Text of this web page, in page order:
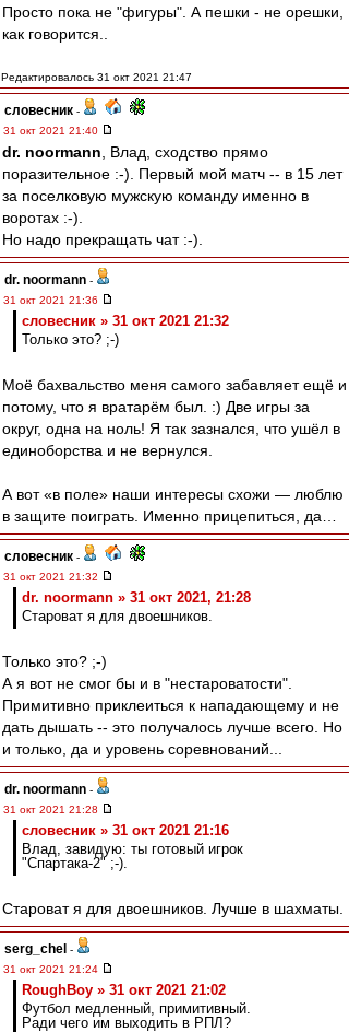
Просто пока не "фигуры". А пешки - не орешки,
как говорится..
Редактировалось 31 окт 2021 21:47
словесник -
31 окт 2021 21:40
dr. noormann , Влад, сходство прямо
поразительное :-). Первый мой матч -- в 15 лет
за поселковую мужскую команду именно в
воротах :-).
Но надо прекращать чат :-).
dr. noormann -
31 окт 2021 21:36
словесник » 31 окт 2021 21:32
Только это? ;-)
Моё бахвальство меня самого забавляет ещё и
потому, что я вратарём был. :) Две игры за
округ, одна на ноль! Я так зазнался, что ушёл в
единоборства и не вернулся.
А вот «в поле» наши интересы схожи — люблю
в защите поиграть. Именно прицепиться, да…
словесник -
31 окт 2021 21:32
dr. noormann » 31 окт 2021, 21:28
Староват я для двоешников.
Только это? ;-)
А я вот не смог бы и в "нестароватости".
Примитивно приклеиться к нападающему и не
дать дышать -- это получалось лучше всего. Но
и только, да и уровень соревнований...
dr. noormann -
31 окт 2021 21:28
словесник » 31 окт 2021 21:16
Влад, завидую: ты готовый игрок
"Спартака-2" ;-).
Староват я для двоешников. Лучше в шахматы.
serg_chel -
31 окт 2021 21:24
RoughBoy » 31 окт 2021 21:02
Футбол медленный, примитивный.
Ради чего им выходить в РПЛ?